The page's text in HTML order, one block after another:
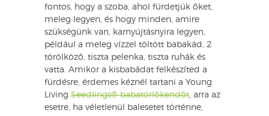
fontos, hogy a szoba, ahol fürdetjük őket,
meleg legyen, és hogy minden, amire
szükségünk van, karnyújtásnyira legyen,
például a meleg vízzel töltött babakád, 2
törölköző, tiszta pelenka, tiszta ruhák és
vatta. Amikor a kisbabádat felkészíted a
fürdésre, érdemes kéznél tartani a Young
Living Seedlings® babatörlőkendőt, arra az
esetre, ha véletlenül balesetet történne,